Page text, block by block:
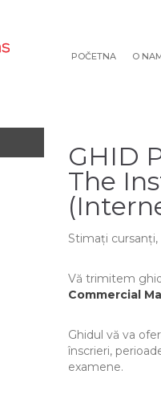
POČETNA O
GHID
The
Stimați cursanți,
Vă trimitem
Commercial
Ghidul vă va
înscrieri,
examene.